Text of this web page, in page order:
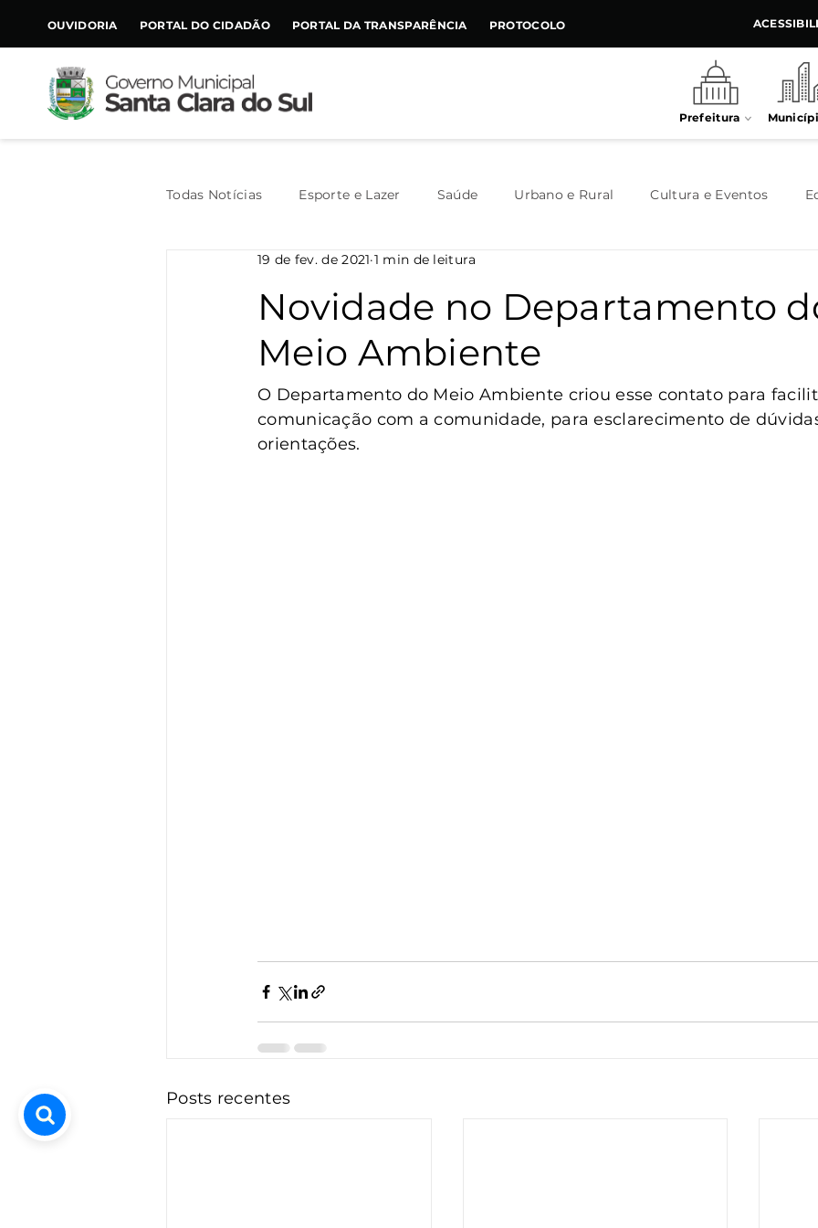
CONTEÚDO
OUVIDORIA PORTAL DO CIDADÃO PORTAL DA TRANSPARÊNCIA PROTOCOLO
Prefeitura
Todas Notícias Esporte e Lazer Saúde Urbano e Rural Cultura e Eventos
Assistência Social Geral Meio Ambiente
Agricultura Trânsito Habitação Destaque
Vigilância Turismo Santa Clara do Sul Conselho Tutelar
Novidade no Departamento
Meio Ambiente
19 de fev. de 2021 1 min de leitura
O Departamento do Meio Ambiente criou esse contato para
comunicação com a comunidade, para esclarecimento de
orientações.
Posts recentes